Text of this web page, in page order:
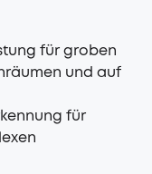
für groben
und auf
für